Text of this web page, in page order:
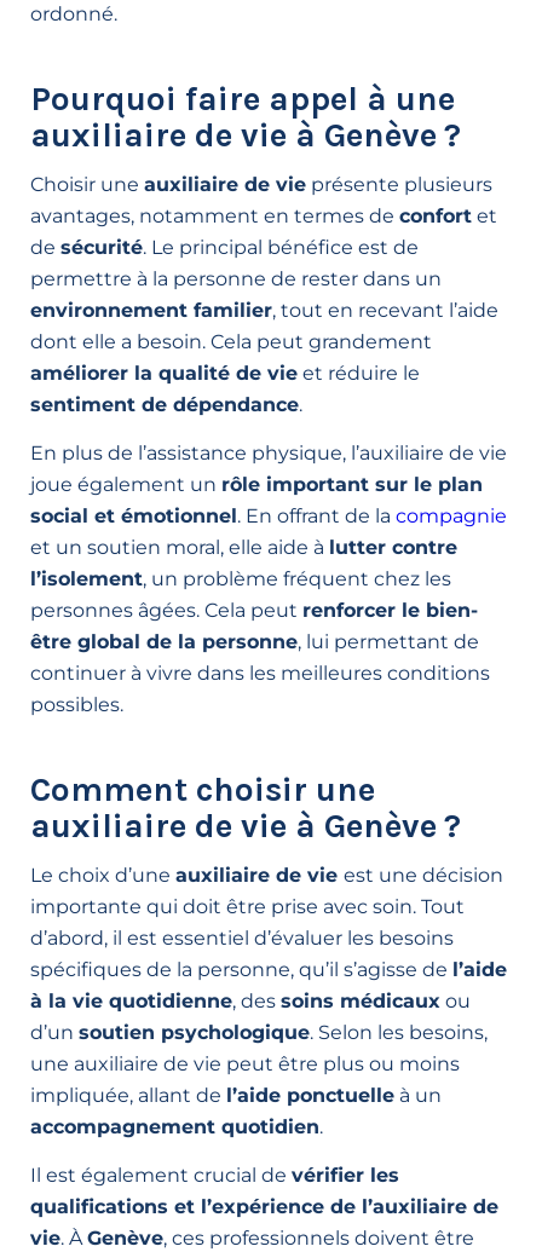
ordonné.
Pourquoi faire appel à une
auxiliaire de vie à Genève ?
Choisir une auxiliaire de vie présente plusieurs
avantages, notamment en termes de confort et
de sécurité. Le principal bénéfice est de
permettre à la personne de rester dans un
environnement familier, tout en recevant l’aide
dont elle a besoin. Cela peut grandement
améliorer la qualité de vie et réduire le
sentiment de dépendance.
En plus de l’assistance physique, l’auxiliaire de vie
joue également un rôle important sur le plan
social et émotionnel. En offrant de la compagnie
et un soutien moral, elle aide à lutter contre
l’isolement, un problème fréquent chez les
personnes âgées. Cela peut renforcer le bien-
être global de la personne, lui permettant de
continuer à vivre dans les meilleures conditions
possibles.
Comment choisir une
auxiliaire de vie à Genève ?
Le choix d’une auxiliaire de vie est une décision
importante qui doit être prise avec soin. Tout
d’abord, il est essentiel d’évaluer les besoins
spécifiques de la personne, qu’il s’agisse de l’aide
à la vie quotidienne, des soins médicaux ou
d’un soutien psychologique. Selon les besoins,
une auxiliaire de vie peut être plus ou moins
impliquée, allant de l’aide ponctuelle à un
accompagnement quotidien.
Il est également crucial de vérifier les
qualifications et l’expérience de l’auxiliaire de
vie. ÀGenève, ces professionnels doivent être